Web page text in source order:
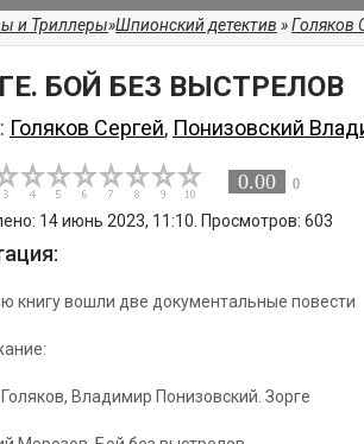
и Триллеры»Шпионский детектив »Голяков
БОЙ БЕЗ ВЫСТРЕЛОВ
Голяков Сергей, Понизовский
0.00 0
14 июнь 2023, 11:10. Просмотров: 603
книгу вошли две документальные повести
Владимир Понизовский. Зорге